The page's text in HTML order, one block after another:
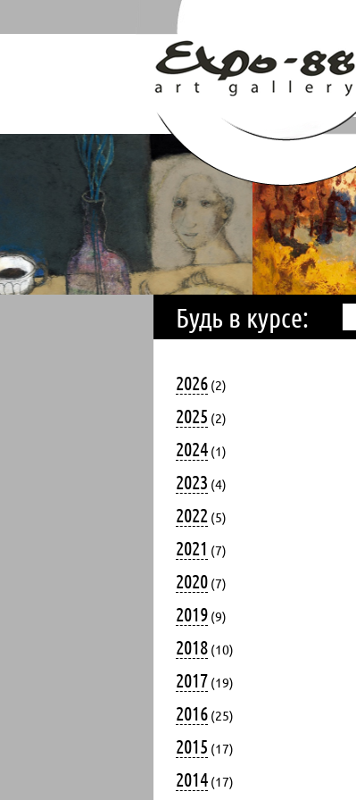
Будь в курсе:
2026 (2)
2025 (2)
2024 (1)
2023 (4)
2022 (5)
2021 (7)
2020 (7)
2019 (9)
2018 (10)
2017 (19)
2016 (25)
2015 (17)
2014 (17)